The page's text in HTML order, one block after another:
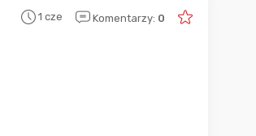
1 cze Komentarzy: 0